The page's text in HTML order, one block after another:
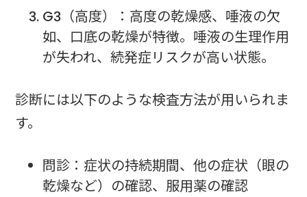
G3（高度）：高度の乾燥感、唾液の欠
如、口底の乾燥が特徴。唾液の生理作用
が失われ、続発症リスクが高い状態。
診断には以下のような検査方法が用いられま
す。
問診：症状の持続期間、他の症状（眼の
乾燥など）の確認、服用薬の確認